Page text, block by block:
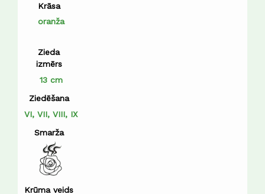
Krāsa
oranža
Zieda
izmērs
13 cm
Ziedēšana
VI, VII, VIII, IX
Smarža
Krūma veids